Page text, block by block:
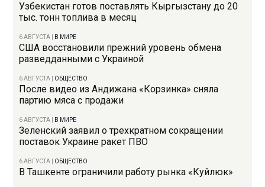
Узбекистан готов поставлять Кыргызстану до 20
тыс. тонн топлива в месяц
6 АВГУСТА В МИРЕ
США восстановили прежний уровень обмена
разведданными с Украиной
6 АВГУСТА ОБЩЕСТВО
После видео из Андижана «Корзинка» сняла
партию мяса с продажи
6 АВГУСТА В МИРЕ
Зеленский заявил о трехкратном сокращении
поставок Украине ракет ПВО
6 АВГУСТА ОБЩЕСТВО
В Ташкенте ограничили работу рынка «Куйлюк»